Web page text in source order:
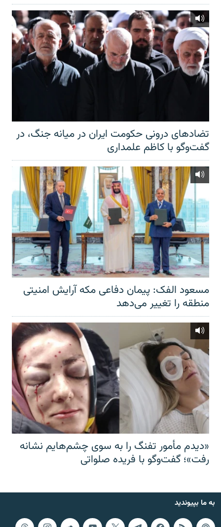
تضادهای درونی حکومت ایران در میانه جنگ، در
گفت‌‌وگو با کاظم علمداری
مسعود الفک: پیمان دفاعی مکه آرایش امنیتی
منطقه را تغییر می‌دهد
«دیدم مأمور تفنگ را به سوی چشم‌هایم نشانه
رفت»؛ گفت‌و‌گو با فریده صلواتی
به ما بپیوندید